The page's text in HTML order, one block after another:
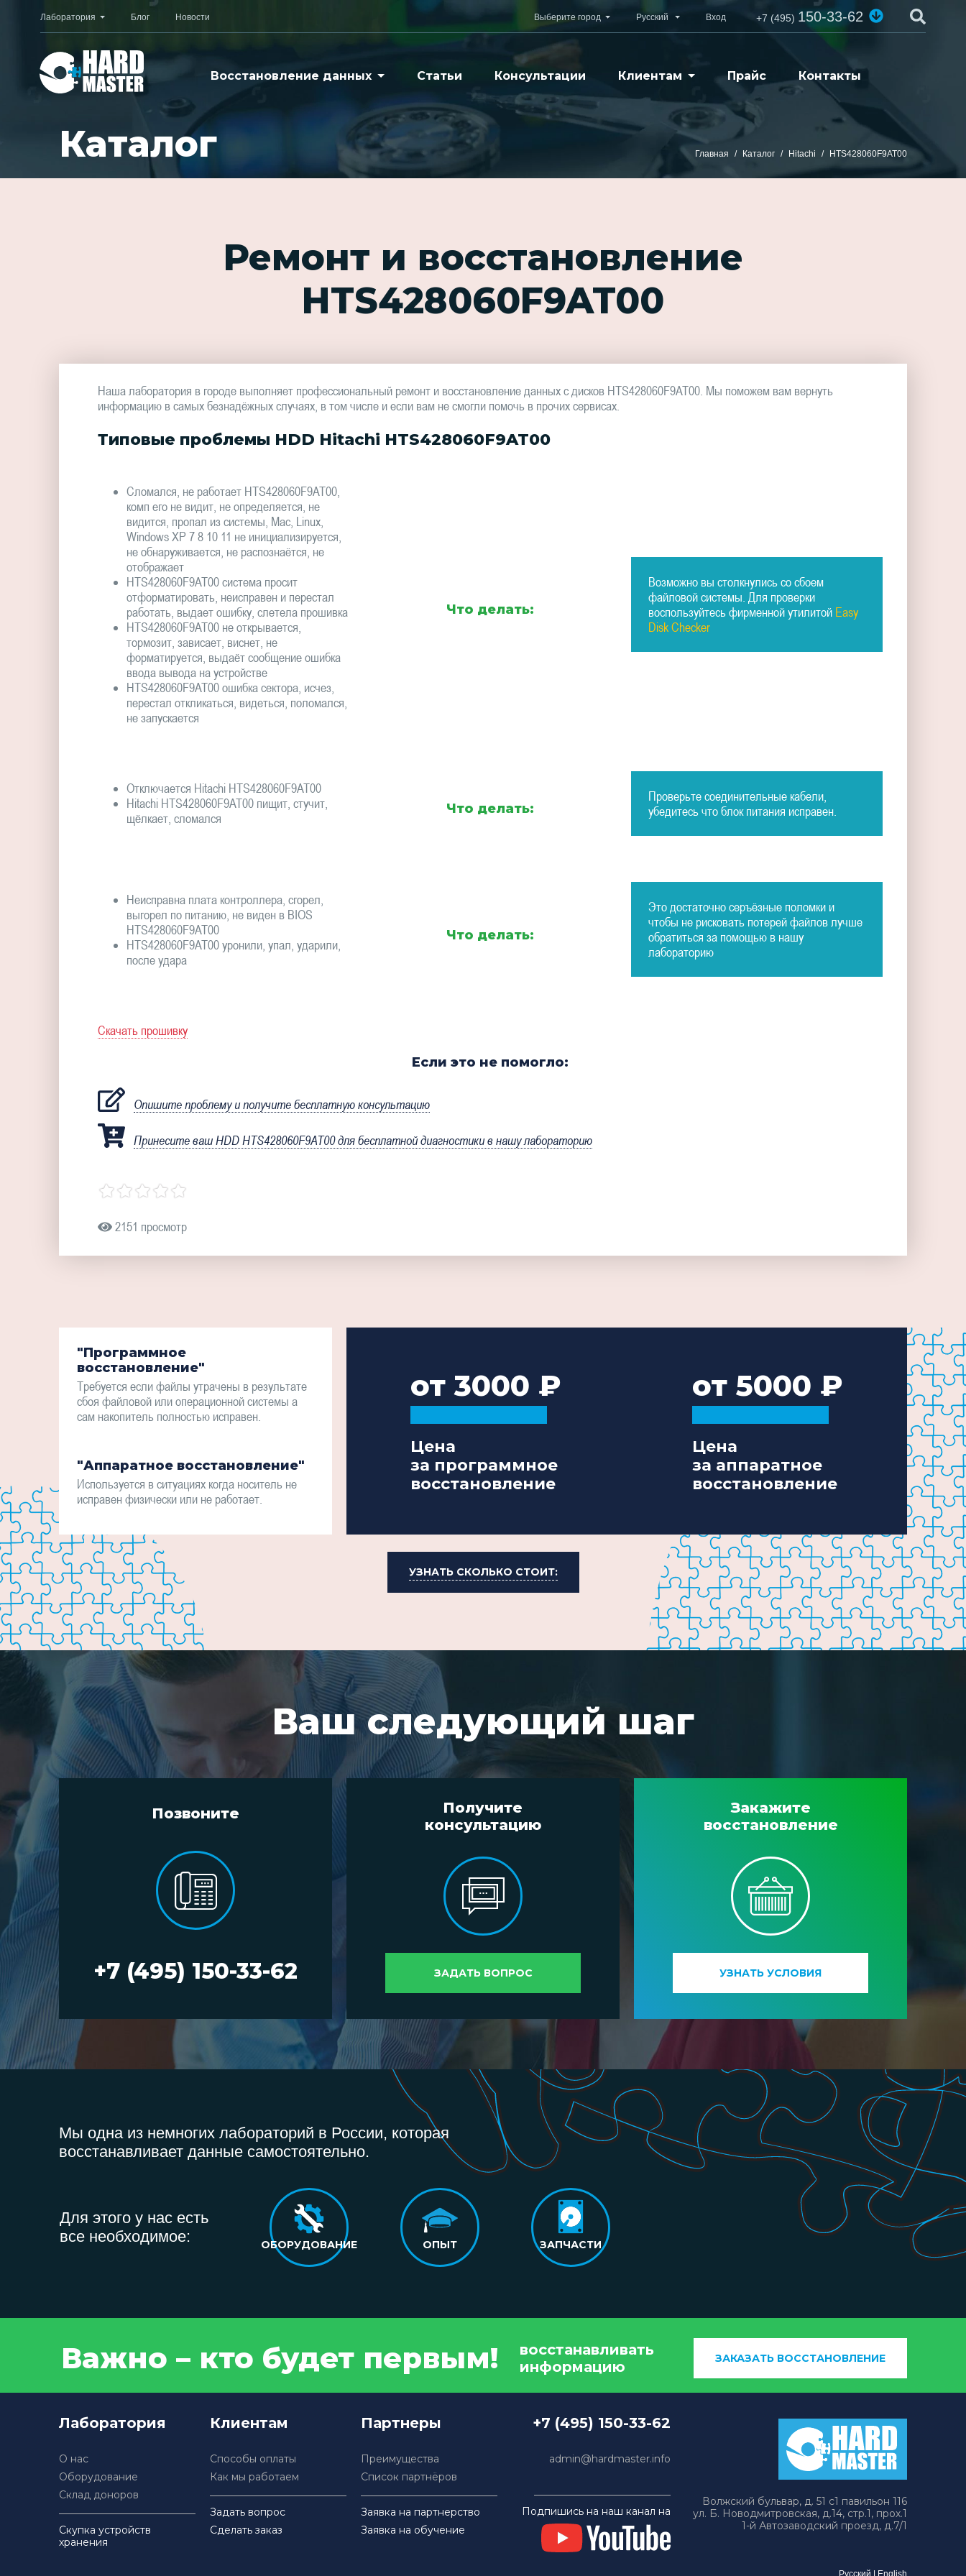
Восстановление данных Статьи Консультации Клиентам Прайс Контакты
Лаборатория Блог Новости Выберите город Русский Вход +7 (495)150-33-62
Каталог Главная Каталог Hitachi HTS428060F9AT00
Ремонт и восстановление
HTS428060F9AT00
Наша лаборатория в городе выполняет профессиональный ремонт и восстановление данных с дисков HTS428060F9AT00. Мы поможем вам вернуть
информацию в самых безнадёжных случаях, в том числе и если вам не смогли помочь в прочих сервисах.
Типовые проблемы HDD Hitachi HTS428060F9AT00
Сломался, не работает HTS428060F9AT00,
комп его не видит, не определяется, не
видится, пропал из системы, Mac, Linux,
Windows XP 7 8 10 11 не инициализируется,
не обнаруживается, не распознаётся, не
отображает
HTS428060F9AT00 система просит
отформатировать, неисправен и перестал
работать, выдает ошибку, слетела прошивка
HTS428060F9AT00 не открывается,
тормозит, зависает, виснет, не
форматируется, выдаёт сообщение ошибка
ввода вывода на устройстве
HTS428060F9AT00 ошибка сектора, исчез,
перестал откликаться, видеться, поломался,
не запускается
Что делать:
Возможно вы столкнулись со сбоем
файловой системы. Для проверки
воспользуйтесь фирменной утилитой Easy
Disk Checker
Отключается Hitachi HTS428060F9AT00
Hitachi HTS428060F9AT00 пищит, стучит,
щёлкает, сломался
Что делать:
Проверьте соединительные кабели,
убедитесь что блок питания исправен.
Неисправна плата контроллера, сгорел,
выгорел по питанию, не виден в BIOS
HTS428060F9AT00
HTS428060F9AT00 уронили, упал, ударили,
после удара
Что делать:
Это достаточно серъёзные поломки и
чтобы не рисковать потерей файлов лучше
обратиться за помощью в нашу
лабораторию
Скачать прошивку
Если это не помогло:
Опишите проблему и получите бесплатную консультацию
Принесите ваш HDD HTS428060F9AT00 для бесплатной диагностики в нашу лабораторию
2151 просмотр
"Программное
восстановление"
Требуется если файлы утрачены в результате
сбоя файловой или операционной системы а
сам накопитель полностью исправен.
"Аппаратное восстановление"
Используется в ситуациях когда носитель не
исправен физически или не работает.
от 3000
Цена
за программное
восстановление
от 5000
Цена
за аппаратное
восстановление
УЗНАТЬ СКОЛЬКО СТОИТ:
Ваш следующий шаг
Позвоните
+7 (495) 150-33-62
Получите
консультацию
ЗАДАТЬ ВОПРОС
Закажите
восстановление
УЗНАТЬ УСЛОВИЯ
Мы одна из немногих лабораторий в России, которая
восстанавливает данные самостоятельно.
Для этого у нас есть
все необходимое:
ОБОРУДОВАНИЕ ОПЫТ ЗАПЧАСТИ
Важно – кто будет первым!
восстанавливать
информацию
ЗАКАЗАТЬ ВОССТАНОВЛЕНИЕ
Лаборатория
О нас
Оборудование
Склад доноров
Скупка устройств
хранения
Клиентам
Способы оплаты
Как мы работаем
Задать вопрос
Сделать заказ
Партнеры
Преимущества
Список партнёров
Заявка на партнерство
Заявка на обучение
+7 (495) 150-33-62
admin@hardmaster.info
Подпишись на наш канал на
Волжский бульвар, д. 51 с1 павильон 116
ул. Б. Новодмитровская, д.14, стр.1, прох.1
1-й Автозаводский проезд, д.7/1
Русский English